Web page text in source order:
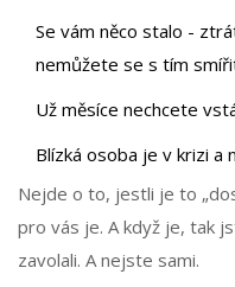
Se vám něco stalo -
nemůžete se s tím
Už měsíce nechcete
Blízká osoba je v krizi a
Nejde o to, jestli je to
pro vás je. A když je, tak
zavolali. A nejste sami.